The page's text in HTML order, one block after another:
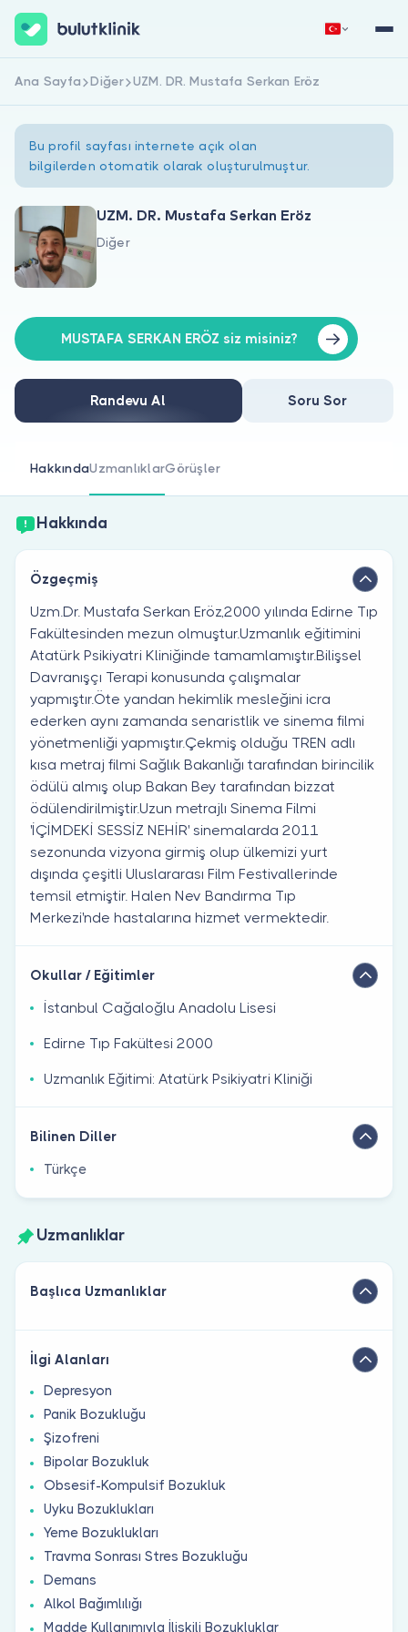
Hakkımızda
Doktorlar için
Doktor musunuz?
Hemen Kaydol Giriş Yap
Ana Sayfa Diğer UZM. DR. Mustafa Serkan Eröz
Bu profil sayfası internete açık olan
bilgilerden otomatik olarak oluşturulmuştur.
UZM. DR. Mustafa Serkan Eröz
Diğer
MUSTAFA SERKAN ERÖZ siz misiniz?
Randevu Al Soru Sor
HakkındaUzmanlıklarGörüşler
Hakkında
Özgeçmiş
Uzm.Dr. Mustafa Serkan Eröz,2000 yılında Edirne Tıp
Fakültesinden mezun olmuştur.Uzmanlık eğitimini
Atatürk Psikiyatri Kliniğinde tamamlamıştır.Bilişsel
Davranışçı Terapi konusunda çalışmalar
yapmıştır.Öte yandan hekimlik mesleğini icra
ederken aynı zamanda senaristlik ve sinema filmi
yönetmenliği yapmıştır.Çekmiş olduğu TREN adlı
kısa metraj filmi Sağlık Bakanlığı tarafından birincilik
ödülü almış olup Bakan Bey tarafından bizzat
ödülendirilmiştir.Uzun metrajlı Sinema Filmi
'İÇİMDEKİ SESSİZ NEHİR' sinemalarda 2011
sezonunda vizyona girmiş olup ülkemizi yurt
dışında çeşitli Uluslararası Film Festivallerinde
temsil etmiştir. Halen Nev Bandırma Tıp
Merkezi'nde hastalarına hizmet vermektedir.
Okullar / Eğitimler
İstanbul Cağaloğlu Anadolu Lisesi
Edirne Tıp Fakültesi 2000
Uzmanlık Eğitimi: Atatürk Psikiyatri Kliniği
Bilinen Diller
Türkçe
Uzmanlıklar
Başlıca Uzmanlıklar
İlgi Alanları
Depresyon
Panik Bozukluğu
Şizofreni
Bipolar Bozukluk
Obsesif-Kompulsif Bozukluk
Uyku Bozuklukları
Yeme Bozuklukları
Travma Sonrası Stres Bozukluğu
Demans
Alkol Bağımlılığı
Madde Kullanımıyla İlişkili Bozukluklar